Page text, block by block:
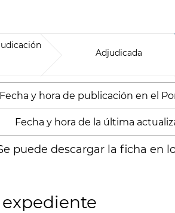
Adjudicada
Fecha y hora de publicación en el
Fecha y hora de la última
puede descargar la ficha en